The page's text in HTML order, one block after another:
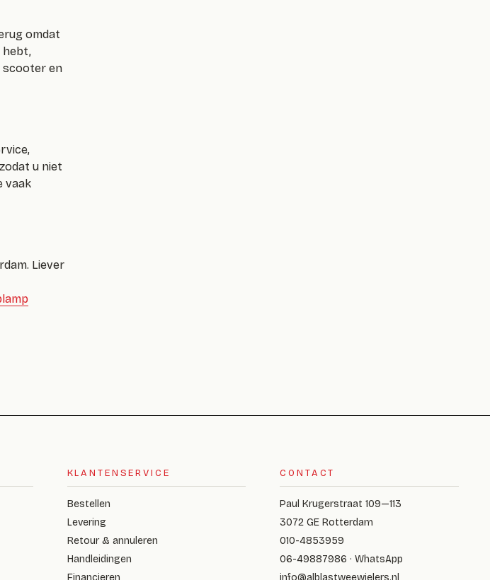
omdat
hebt,
scooter en
u niet
vaak
Liever
KLANTENSERVICE
Bestellen
Levering
Retour & annuleren
Handleidingen
CONTACT
Paul Krugerstraat 109—113
3072 GE Rotterdam
010-4853959
06-49887986 · WhatsApp